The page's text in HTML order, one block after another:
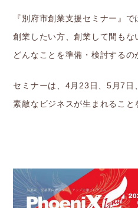
『別府市創業支援セミナー』で
創業したい方、創業して間も
どんなことを準備・検討するの
セミナーは、4月23日、5月7日
素敵なビジネスが生まれること